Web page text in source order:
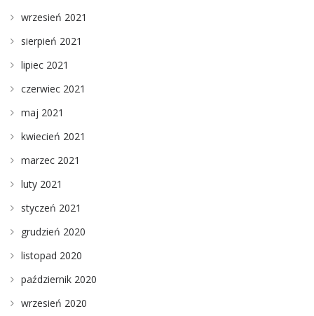
wrzesień 2021
sierpień 2021
lipiec 2021
czerwiec 2021
maj 2021
kwiecień 2021
marzec 2021
luty 2021
styczeń 2021
grudzień 2020
listopad 2020
październik 2020
wrzesień 2020